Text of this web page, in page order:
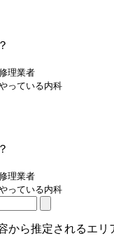
理業者
っている内科
理業者
っている内科
から推定されるエリ